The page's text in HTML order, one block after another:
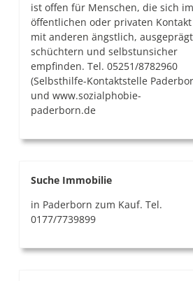
ist offen für Menschen, die sich im
öffentlichen oder privaten Kontakt
mit anderen ängstlich, ausgeprägt
schüchtern und selbstunsicher
empfinden. Tel. 05251/8782960
(Selbsthilfe-Kontaktstelle
und www.sozialphobie-
paderborn.de
Suche Immobilie
in Paderborn zum Kauf. Tel.
0177/7739899